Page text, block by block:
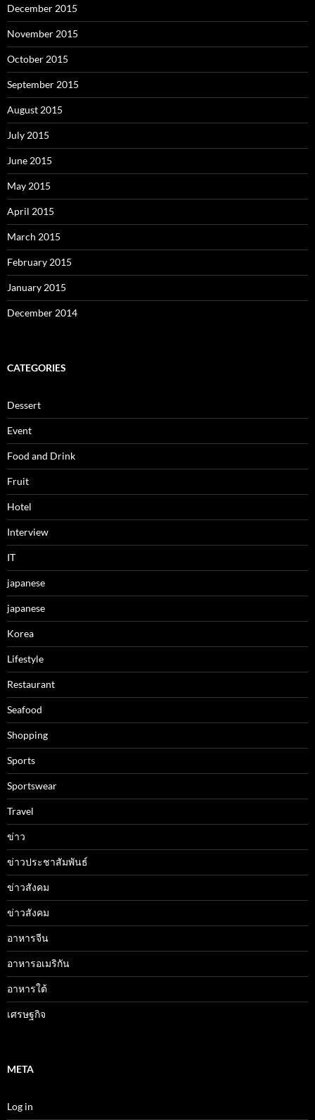
December 2015
November 2015
October 2015
September 2015
August 2015
July 2015
June 2015
May 2015
April 2015
March 2015
February 2015
January 2015
December 2014
CATEGORIES
Dessert
Event
Food and Drink
Fruit
Hotel
Interview
IT
japanese
japanese
Korea
Lifestyle
Restaurant
Seafood
Shopping
Sports
Sportswear
Travel
ข่าว
ข่าวประชาสัมพันธ์
ข่าวสังคม
ข่าวสังคม
อาหารจีน
อาหารอเมริกัน
อาหารใต้
เศรษฐกิจ
META
Log in